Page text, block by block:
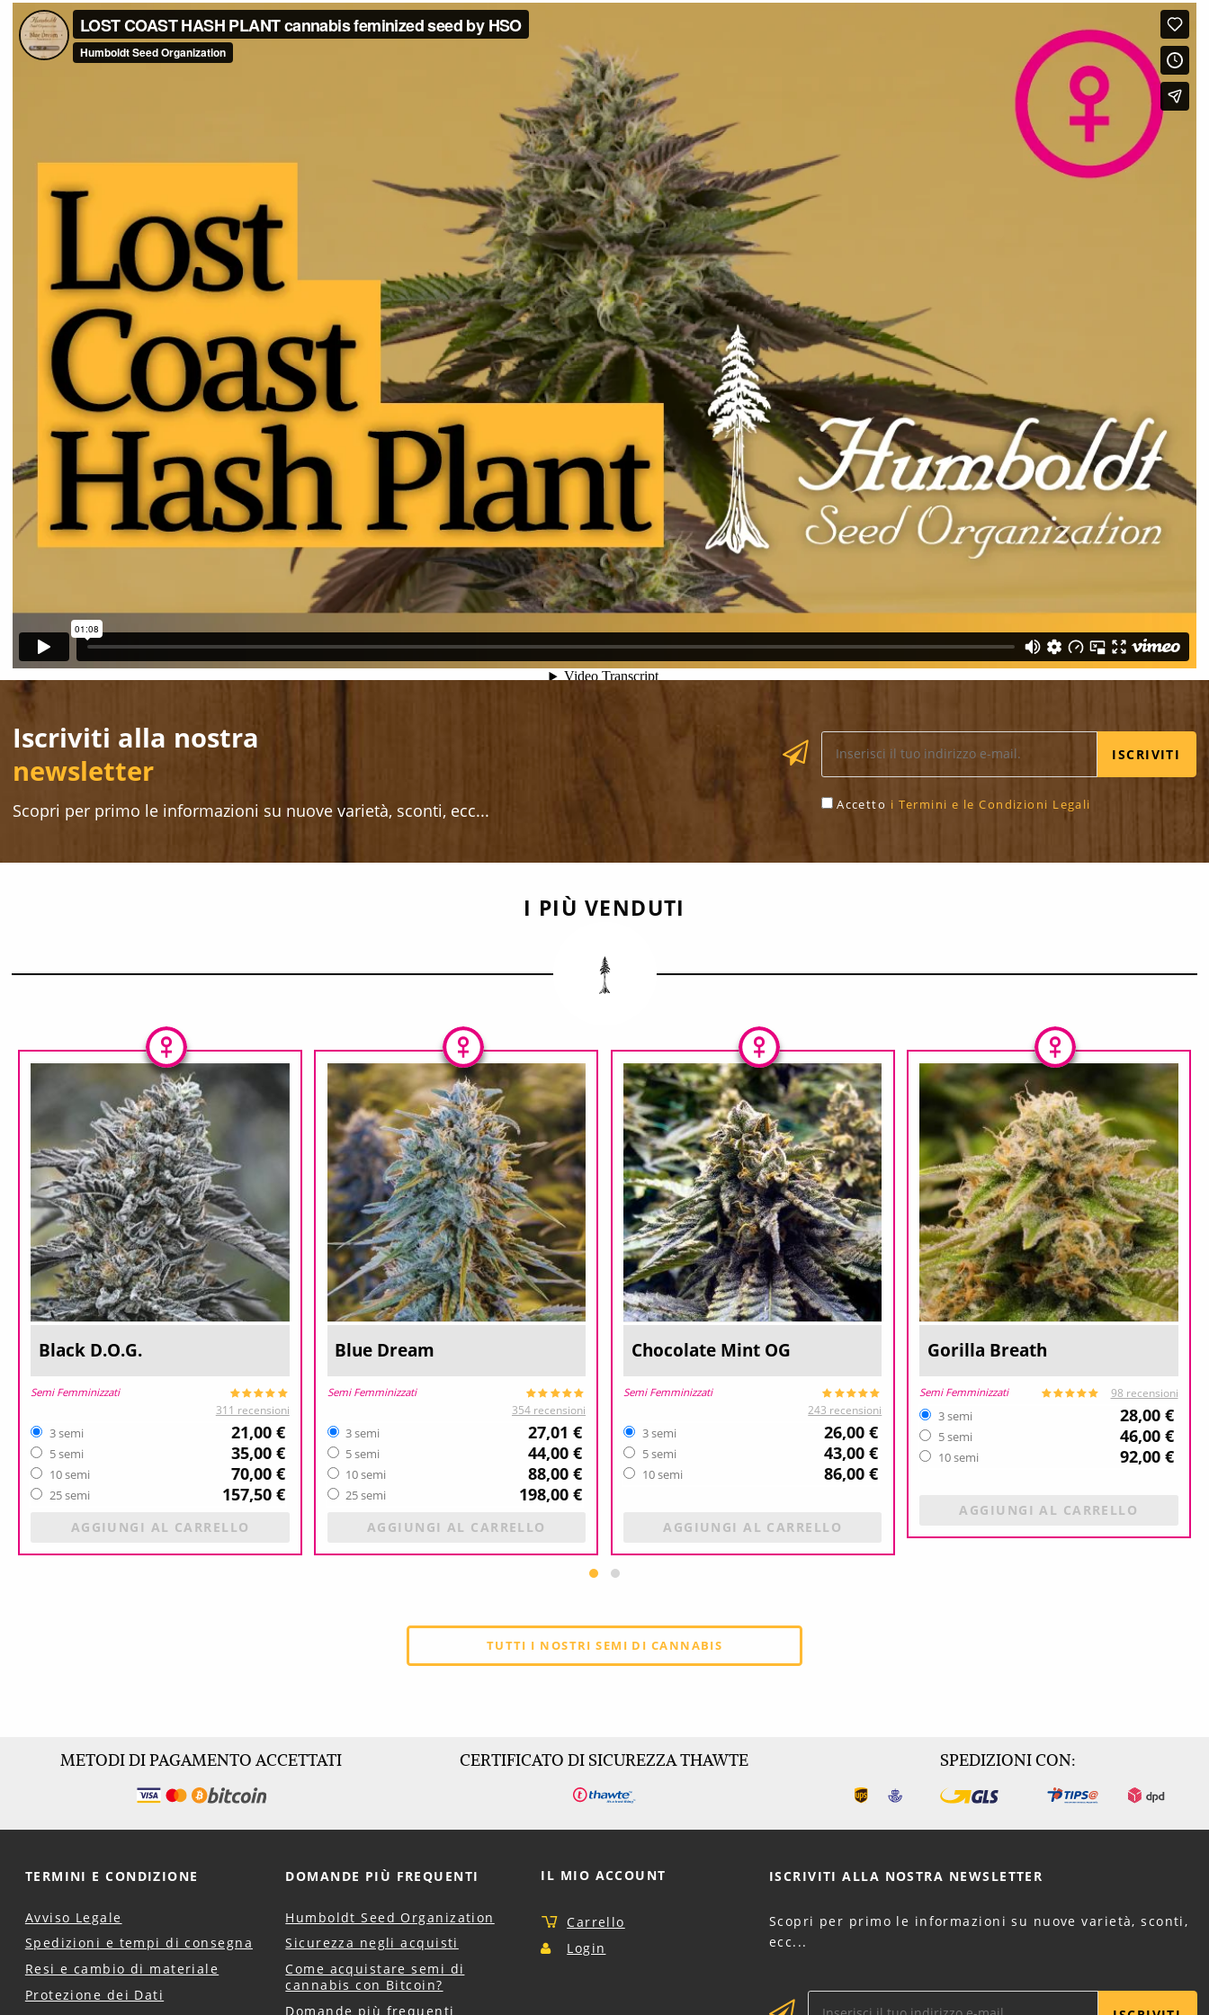
Iscriviti alla nostra
newsletter
Scopri per primo le informazioni su nuove varietà, sconti, ecc...
ISCRIVITI
Accetto i Termini e le Condizioni Legali
I PIÙ VENDUTI
Black D.O.G.
Semi Femminizzati
311 recensioni
3 semi 21,00 €
5 semi 35,00 €
10 semi 70,00 €
25 semi 157,50 €
AGGIUNGI AL CARRELLO
Blue Dream
Semi Femminizzati
354 recensioni
3 semi 27,01 €
5 semi 44,00 €
10 semi 88,00 €
25 semi 198,00 €
AGGIUNGI AL CARRELLO
Chocolate Mint OG
Semi Femminizzati
243 recensioni
3 semi 26,00 €
5 semi 43,00 €
10 semi 86,00 €
AGGIUNGI AL CARRELLO
Gorilla Breath
Semi Femminizzati 98 recensioni
3 semi 28,00 €
5 semi 46,00 €
10 semi 92,00 €
AGGIUNGI AL CARRELLO
TUTTI I NOSTRI SEMI DI CANNABIS
METODI DI PAGAMENTO ACCETTATI CERTIFICATO DI SICUREZZA THAWTE SPEDIZIONI CON:
TERMINI E CONDIZIONE
Avviso Legale
Spedizioni e tempi di consegna
Resi e cambio di materiale
Protezione dei Dati
DOMANDE PIÙ FREQUENTI
Humboldt Seed Organization
Sicurezza negli acquisti
Come acquistare semi di
cannabis con Bitcoin?
Domande più frequenti
IL MIO ACCOUNT
Carrello
Login
ISCRIVITI ALLA NOSTRA NEWSLETTER
Scopri per primo le informazioni su nuove varietà, sconti,
ecc...